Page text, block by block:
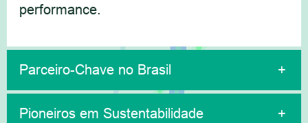
performance.
Parceiro-Chave no Brasil
Pioneiros em Sustentabilidade